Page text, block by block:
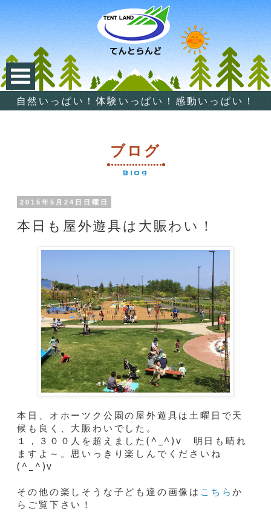
自然いっぱい！体験いっぱい！感動いっぱい！
ブログ
Blog
2015年5月24日日曜日
本日も屋外遊具は大賑わい！
本日、オホーツク公園の屋外遊具は土曜日で天
候も良く、大賑わいでした。
１，３００人を超えました(^_^)v 明日も晴れ
ますよ～。思いっきり楽しんでくださいね
(^_^)v
その他の楽しそうな子ども達の画像は こちらか
らご覧下さい！